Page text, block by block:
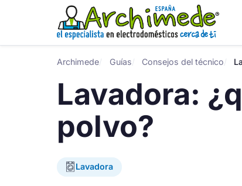
Archimede Guías Consejos del técnico
Lavadora:
polvo?
Lavadora